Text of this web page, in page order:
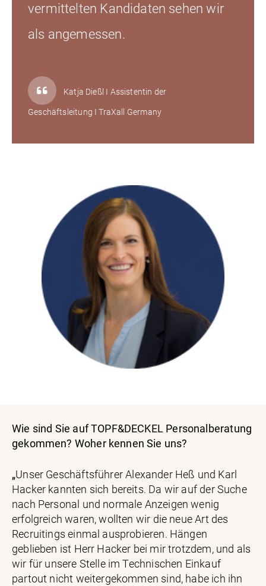
vermittelten Kandidaten sehen wir
als angemessen.
Katja Dießl I Assistentin der
Geschäftsleitung I TraXall Germany
Wie sind Sie auf TOPF&DECKEL Personalberatung
gekommen? Woher kennen Sie uns?
„Unser Geschäftsführer Alexander Heß und Karl
Hacker kannten sich bereits. Da wir auf der Suche
nach Personal und normale Anzeigen wenig
erfolgreich waren, wollten wir die neue Art des
Recruitings einmal ausprobieren. Hängen
geblieben ist Herr Hacker bei mir trotzdem, und als
wir für unsere Stelle im Technischen Einkauf
partout nicht weitergekommen sind, habe ich ihn